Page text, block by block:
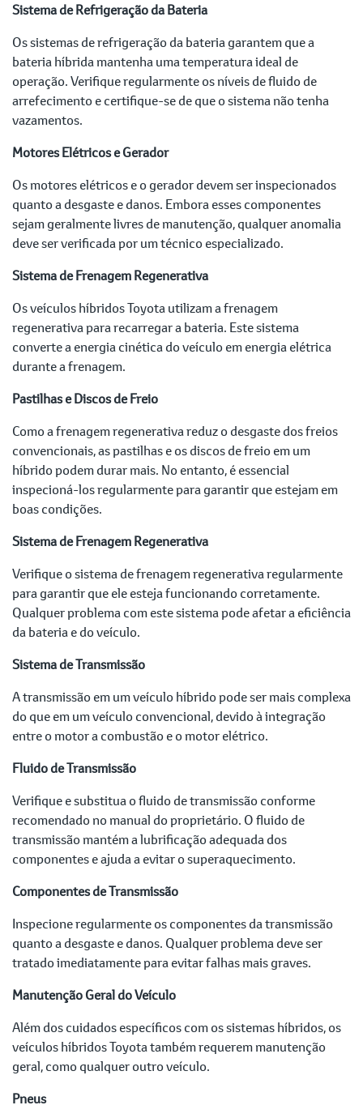
Sistema de Refrigeração da Bateria
Os sistemas de refrigeração da bateria garantem que a
bateria híbrida mantenha uma temperatura ideal de
operação. Verifique regularmente os níveis de fluido de
arrefecimento e certifique-se de que o sistema não tenha
vazamentos.
Motores Elétricos e Gerador
Os motores elétricos e o gerador devem ser inspecionados
quanto a desgaste e danos. Embora esses componentes
sejam geralmente livres de manutenção, qualquer anomalia
deve ser verificada por um técnico especializado.
Sistema de Frenagem Regenerativa
Os veículos híbridos Toyota utilizam a frenagem
regenerativa para recarregar a bateria. Este sistema
converte a energia cinética do veículo em energia elétrica
durante a frenagem.
Pastilhas e Discos de Freio
Como a frenagem regenerativa reduz o desgaste dos freios
convencionais, as pastilhas e os discos de freio em um
híbrido podem durar mais. No entanto, é essencial
inspecioná-los regularmente para garantir que estejam em
boas condições.
Sistema de Frenagem Regenerativa
Verifique o sistema de frenagem regenerativa regularmente
para garantir que ele esteja funcionando corretamente.
Qualquer problema com este sistema pode afetar a eficiência
da bateria e do veículo.
Sistema de Transmissão
A transmissão em um veículo híbrido pode ser mais complexa
do que em um veículo convencional, devido à integração
entre o motor a combustão e o motor elétrico.
Fluido de Transmissão
Verifique e substitua o fluido de transmissão conforme
recomendado no manual do proprietário. O fluido de
transmissão mantém a lubrificação adequada dos
componentes e ajuda a evitar o superaquecimento.
Componentes de Transmissão
Inspecione regularmente os componentes da transmissão
quanto a desgaste e danos. Qualquer problema deve ser
tratado imediatamente para evitar falhas mais graves.
Manutenção Geral do Veículo
Além dos cuidados específicos com os sistemas híbridos, os
veículos híbridos Toyota também requerem manutenção
geral, como qualquer outro veículo.
Pneus